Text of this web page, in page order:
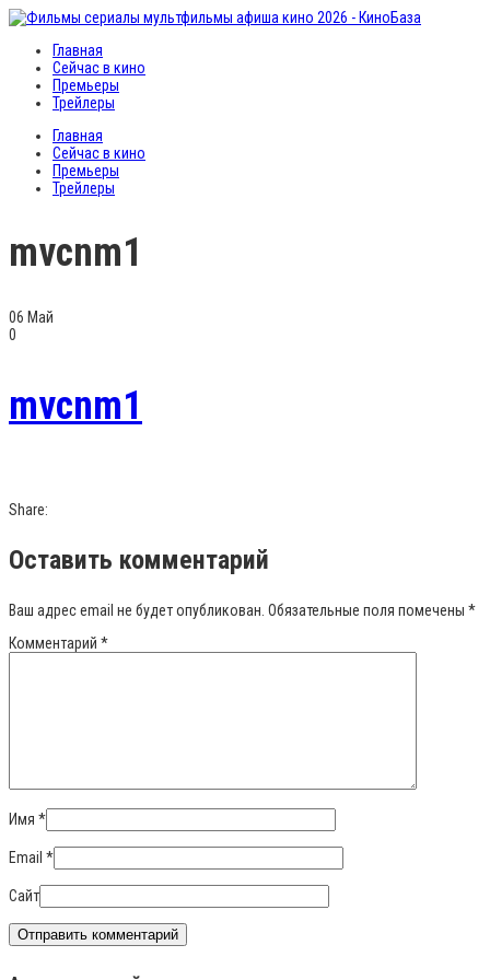
Главная
Сейчас в кино
Премьеры
Трейлеры
Главная
Сейчас в кино
Премьеры
Трейлеры
mvcnm1
06 Май
0
mvcnm1
Share:
Оставить комментарий
Ваш адрес email не будет опубликован. Обязательные поля помечены *
Комментарий *
Имя *
Email *
Сайт